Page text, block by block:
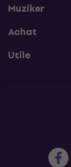
Muziker
Achat
Utile